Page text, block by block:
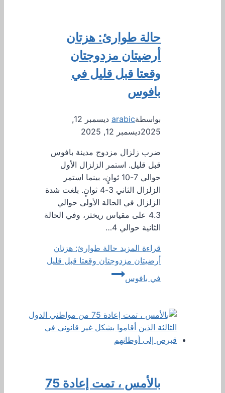
حالة طوارئ: هزتان
أرضيتان مزدوجتان
وقعتا قبل قليل في
بافوس
بواسطةarabic
ديسمبر 12,
2025ديسمبر 12, 2025
ضرب زلزال مزدوج مدينة بافوس
قبل قليل. استمر الزلزال الأول
حوالي 7-10 ثوانٍ، بينما استمر
الزلزال الثاني 3-4 ثوانٍ. بلغت شدة
الزلزال في الحالة الأولى حوالي
4.3 على مقياس ريختر، وفي الحالة
الثانية حوالي 4…
قراءة المزيد حالة طوارئ: هزتان
أرضيتان مزدوجتان وقعتا قبل قليل
في بافوس
بالأمس ، تمت إعادة 75